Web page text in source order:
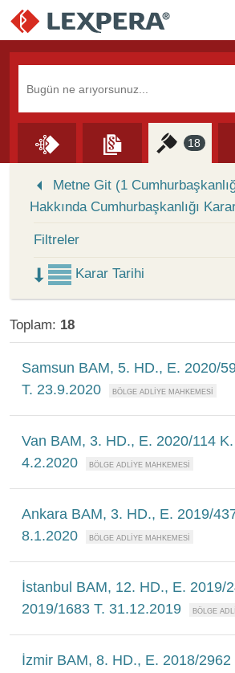
18
Metne Git (1
Hakkında Cumhurbaşkanlığı
Filtreler
Karar Tarihi
Toplam: 18
Samsun BAM, 5. HD., E. 2020/
T. 23.9.2020
Van BAM, 3. HD., E. 2020/114
4.2.2020
Ankara BAM, 3. HD., E. 2019/
8.1.2020
İstanbul BAM, 12. HD., E. 2019/
2019/1683 T. 31.12.2019
İzmir BAM, 8. HD., E. 2018/2962